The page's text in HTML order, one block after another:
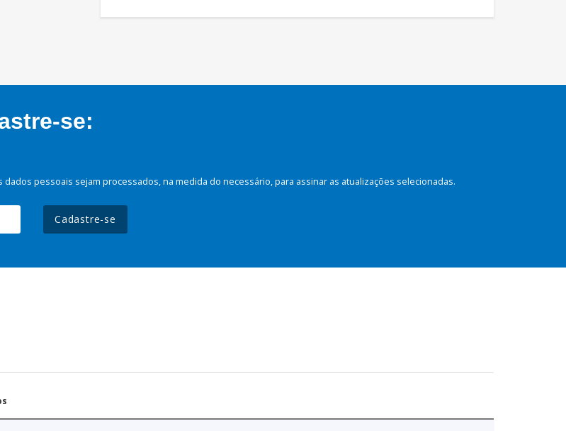
se:
pessoais sejam processados, na medida do necessário, para assinar as atualizações selecionadas.
Cadastre-se